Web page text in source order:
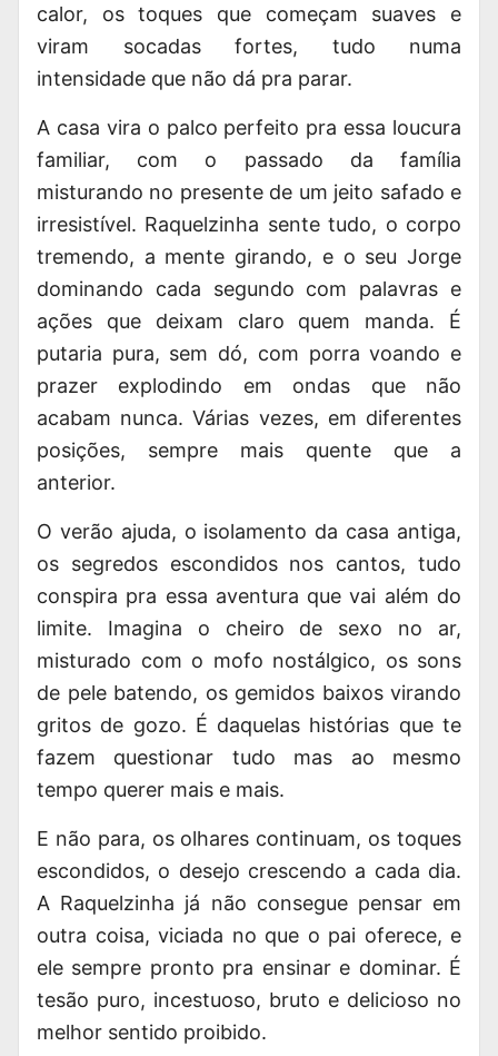
calor, os toques que começam suaves e
viram socadas fortes, tudo numa
intensidade que não dá pra parar.
A casa vira o palco perfeito pra essa loucura
familiar, com o passado da família
misturando no presente de um jeito safado e
irresistível. Raquelzinha sente tudo, o corpo
tremendo, a mente girando, e o seu Jorge
dominando cada segundo com palavras e
ações que deixam claro quem manda. É
putaria pura, sem dó, com porra voando e
prazer explodindo em ondas que não
acabam nunca. Várias vezes, em diferentes
posições, sempre mais quente que a
anterior.
O verão ajuda, o isolamento da casa antiga,
os segredos escondidos nos cantos, tudo
conspira pra essa aventura que vai além do
limite. Imagina o cheiro de sexo no ar,
misturado com o mofo nostálgico, os sons
de pele batendo, os gemidos baixos virando
gritos de gozo. É daquelas histórias que te
fazem questionar tudo mas ao mesmo
tempo querer mais e mais.
E não para, os olhares continuam, os toques
escondidos, o desejo crescendo a cada dia.
A Raquelzinha já não consegue pensar em
outra coisa, viciada no que o pai oferece, e
ele sempre pronto pra ensinar e dominar. É
tesão puro, incestuoso, bruto e delicioso no
melhor sentido proibido.